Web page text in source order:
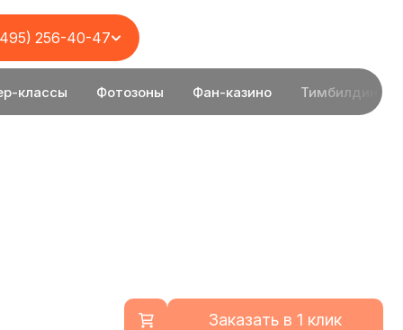
классы Фотозоны Фан-казино Тимбилдинг
256-40-47
Заказать в 1 клик